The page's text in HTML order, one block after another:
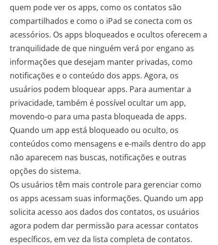
quem pode ver os apps, como os contatos são
compartilhados e como o iPad se conecta com os
acessórios. Os apps bloqueados e ocultos oferecem a
tranquilidade de que ninguém verá por engano as
informações que desejam manter privadas, como
notificações e o conteúdo dos apps. Agora, os
usuários podem bloquear apps. Para aumentar a
privacidade, também é possível ocultar um app,
movendo-o para uma pasta bloqueada de apps.
Quando um app está bloqueado ou oculto, os
conteúdos como mensagens e e-mails dentro do app
não aparecem nas buscas, notificações e outras
opções do sistema.
Os usuários têm mais controle para gerenciar como
os apps acessam suas informações. Quando um app
solicita acesso aos dados dos contatos, os usuários
agora podem dar permissão para acessar contatos
específicos, em vez da lista completa de contatos.